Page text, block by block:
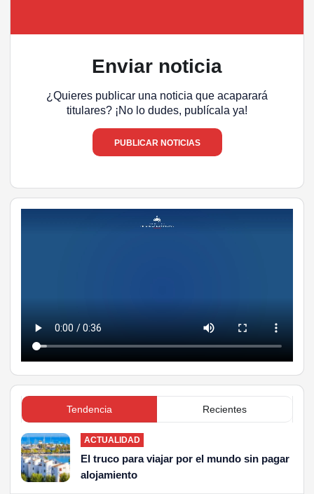
Enviar noticia
¿Quieres publicar una noticia que acaparará
titulares? ¡No lo dudes, publícala ya!
PUBLICAR NOTICIAS
Tendencia Recientes
ACTUALIDAD
El truco para viajar por el mundo sin pagar
alojamiento